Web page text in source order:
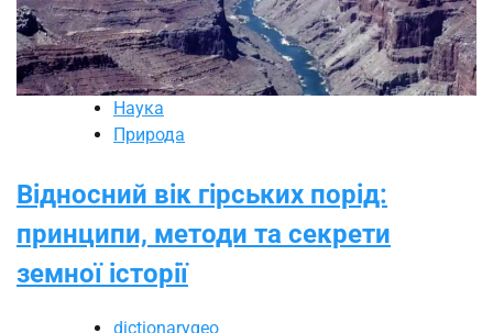
Наука
Природа
Відносний вік гірських порід:
принципи, методи та секрети
земної історії
dictionarygeo